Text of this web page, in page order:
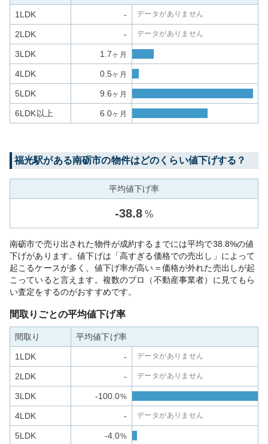
1LDK - データがありません
2LDK - データがありません
3LDK 1.7ヶ月
4LDK 0.5ヶ月
5LDK 9.6ヶ月
6LDK以上 6.0ヶ月
福光駅がある南砺市の物件はどのくらい値下げする？
平均値下げ率
-38.8 %
南砺市で売り出された物件が成約するまでには平均で38.8%の値
下げがあります。値下げは「高すぎる価格での売出し」によって
起こるケースが多く、値下げ率が高い＝価格が外れた売出しが起
こっていると言えます。複数のプロ（不動産事業者）に見てもら
い査定をするのがおすすめです。
間取りごとの平均値下げ率
間取り 平均値下げ率
1LDK - データがありません
2LDK - データがありません
3LDK -100.0%
4LDK - データがありません
5LDK -4.0%